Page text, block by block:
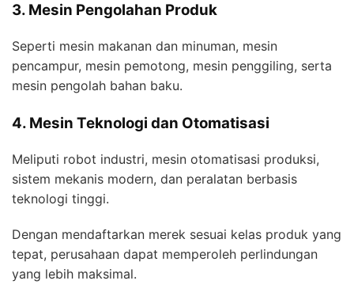
3. Mesin Pengolahan Produk
Seperti mesin makanan dan minuman, mesin
pencampur, mesin pemotong, mesin penggiling, serta
mesin pengolah bahan baku.
4. Mesin Teknologi dan Otomatisasi
Meliputi robot industri, mesin otomatisasi produksi,
sistem mekanis modern, dan peralatan berbasis
teknologi tinggi.
Dengan mendaftarkan merek sesuai kelas produk yang
tepat, perusahaan dapat memperoleh perlindungan
yang lebih maksimal.